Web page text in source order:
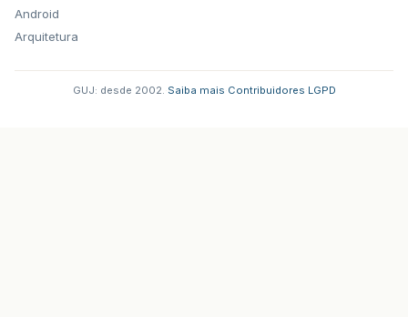
Android
Arquitetura
GUJ: desde 2002. Saiba mais Contribuidores LGPD